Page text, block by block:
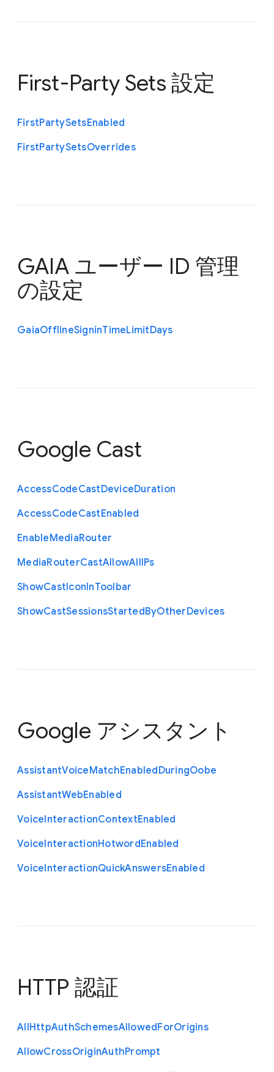
First-Party Sets 設定
FirstPartySetsEnabled
FirstPartySetsOverrides
GAIA ユーザー ID 管理
の設定
GaiaOfflineSigninTimeLimitDays
Google Cast
AccessCodeCastDeviceDuration
AccessCodeCastEnabled
EnableMediaRouter
MediaRouterCastAllowAllIPs
ShowCastIconInToolbar
ShowCastSessionsStartedByOtherDevices
Google アシスタント
AssistantVoiceMatchEnabledDuringOobe
AssistantWebEnabled
VoiceInteractionContextEnabled
VoiceInteractionHotwordEnabled
VoiceInteractionQuickAnswersEnabled
HTTP 認証
AllHttpAuthSchemesAllowedForOrigins
AllowCrossOriginAuthPrompt